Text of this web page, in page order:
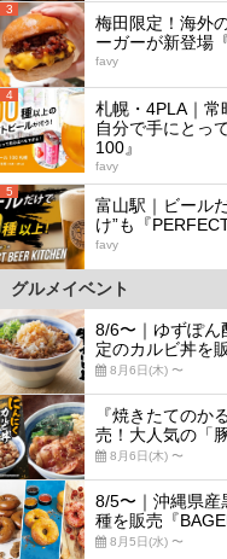
3
梅田限定！海外
ーガーが新登場
favy
4
札幌・4PLA｜常
自分で手にとっ
100』
favy
5
富山駅｜ビール
け”も『
favy
グルメイベント
8/6〜｜ゆずぽん
定のカルビ丼を
8月6日(木) 〜
『焼きたてのか
売！大人気の「
8月6日(木) 〜
8/5〜｜沖縄県産
種を販売『
8月5日(水) 〜